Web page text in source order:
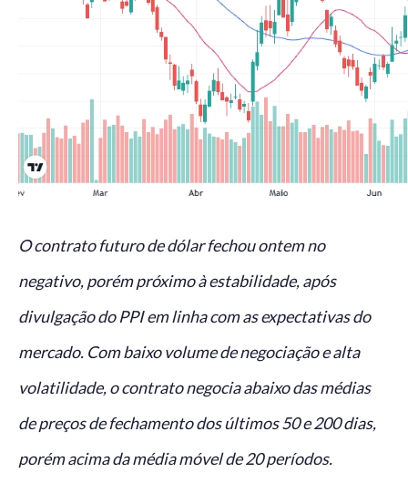
O contrato futuro de dólar fechou ontem no
negativo, porém próximo à estabilidade, após
divulgação do PPI em linha com as expectativas do
mercado. Com baixo volume de negociação e alta
volatilidade, o contrato negocia abaixo das médias
de preços de fechamento dos últimos 50 e 200 dias,
porém acima da média móvel de 20 períodos.